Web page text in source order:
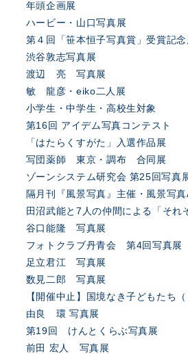
年頭企画展
ハービー・山口写真展
第４回「笹本恒子写真賞」受賞記念
渋谷敦志写真展
渡辺 亮 写真展
敏 龍彦・eiko二人展
小学生・中学生・高校生対象
第16回 アイデム写真コンテスト
「はたらくすがた」入選作品展
写団薬師 東京・調布 合同展
ゾーンシステム研究会 第25回写真
隔月刊『風景写真』主催・風景写
田沼武能と7人の仲間による「そ
谷口能隆 写真展
フォトクラブ丹青会 第4回写真展
足立君江 写真展
数見二郎 写真展
【開催中止】国境なき子どもたち
由良 環 写真展
第19回 けんとくらぶ写真展
前田 宏人 写真展